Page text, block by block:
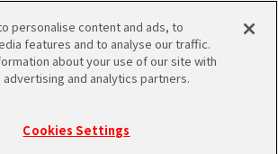
personalise content and ads, to
features and to analyse our traffic.
about your use of our site with
and analytics partners.
Cookies Settings